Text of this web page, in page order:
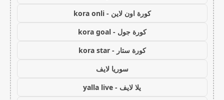
كورة اون لاين - kora onli
كورة جول - kora goal
كورة ستار - kora star
سوريا لايف
يلا لايف - yalla live